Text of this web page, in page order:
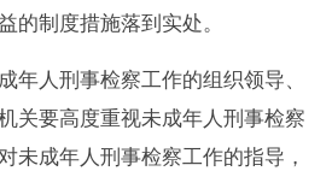
的制度措施落到实处。
年人刑事检察工作的组织领导、
关要高度重视未成年人刑事检察
未成年人刑事检察工作的指导，